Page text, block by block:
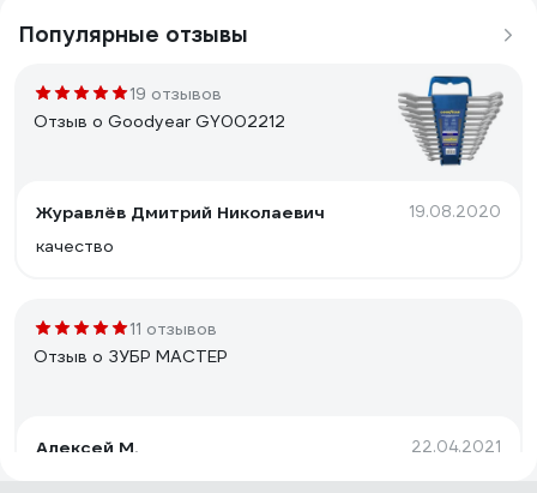
Популярные отзывы
19 отзывов
Отзыв о Goodyear GY002212
Журавлёв Дмитрий Николаевич 19.08.2020
качество
11 отзывов
Отзыв о ЗУБР МАСТЕР
Алексей М. 22.04.2021
удобный